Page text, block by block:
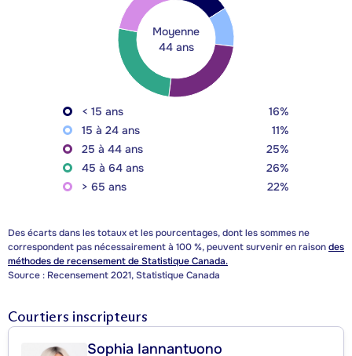
Moyenne
44 ans
< 15 ans
16%
15 à 24 ans
11%
25 à 44 ans
25%
45 à 64 ans
26%
> 65 ans
22%
Des écarts dans les totaux et les pourcentages, dont les sommes ne
correspondent pas nécessairement à 100 %, peuvent survenir en raisondes
méthodes de recensement de Statistique Canada.
Source : Recensement 2021, Statistique Canada
Courtiers inscripteurs
Sophia Iannantuono